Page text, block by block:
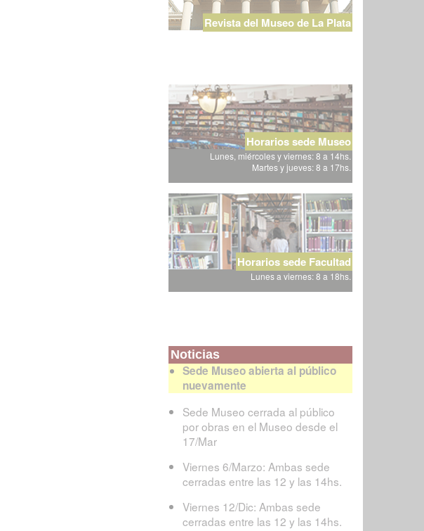
Revista del Museo de La Plata
Horarios sede Museo
Lunes, miércoles y viernes: 8 a 14hs.
Martes y jueves: 8 a 17hs.
Horarios sede Facultad
Lunes a viernes: 8 a 18hs.
Noticias
Sede Museo abierta al público
nuevamente
Sede Museo cerrada al público
por obras en el Museo desde el
17/Mar
Viernes 6/Marzo: Ambas sede
cerradas entre las 12 y las 14hs.
Viernes 12/Dic: Ambas sede
cerradas entre las 12 y las 14hs.